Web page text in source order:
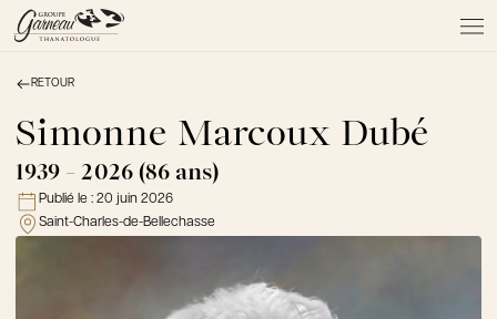
À PROPOS
NOS SERVICES
NOS PRODUITS
NOTRE ÉQUIPE
NOS SALONS
AVIS DE DÉCÈS
RETOUR
Simonne Marcoux Dubé
1939 - 2026 (86 ans)
Publié le : 20 juin 2026
Saint-Charles-de-Bellechasse